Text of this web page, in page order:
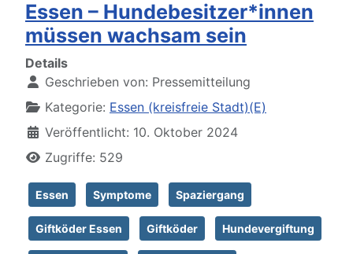
Essen – Hundebesitzer*innen
müssen wachsam sein
Details
Geschrieben von: Pressemitteilung
Kategorie: Essen (kreisfreie Stadt)(E)
Veröffentlicht: 10. Oktober 2024
Zugriffe: 529
Essen Symptome Spaziergang
Giftköder Essen Giftköder Hundevergiftung